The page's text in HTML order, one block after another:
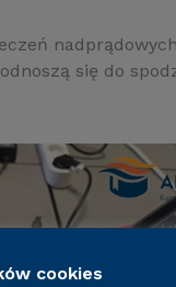
się do
cookies